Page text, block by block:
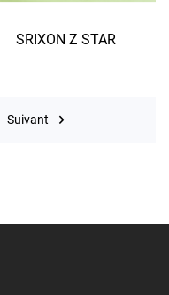
SRIXON Z STAR
Suivant 